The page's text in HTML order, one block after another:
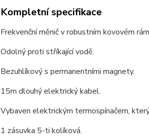
Kompletní specifikace
Frekvenční měnič v robustním kovovém
Odolný proti stříkající vodě.
Bezuhlíkový s permanentními magnety.
15m dlouhý elektrický kabel.
Vybaven elektrickým termospínačem,
1 zásuvka 5-ti kolíková.